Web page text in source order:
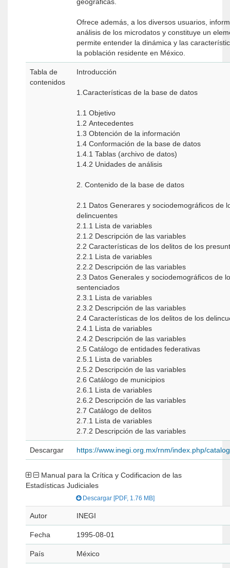
Ofrece además, a los diversos usuarios,
análisis de los microdatos y constituye un
permite entender la dinámica y las
la población residente en México.
Tabla de
contenidos
Introducción
1.Características de la base de datos
1.1 Objetivo
1.2 Antecedentes
1.3 Obtención de la información
1.4 Conformación de la base de datos
1.4.1 Tablas (archivo de datos)
1.4.2 Unidades de análisis
2. Contenido de la base de datos
2.1 Datos Generares y sociodemográficos de
delincuentes
2.1.1 Lista de variables
2.1.2 Descripción de las variables
2.2 Características de los delitos de los
2.2.1 Lista de variables
2.2.2 Descripción de las variables
2.3 Datos Generales y sociodemográficos de los delincuentes
sentenciados
2.3.1 Lista de variables
2.3.2 Descripción de las variables
2.4 Características de los delitos de los
2.4.1 Lista de variables
2.4.2 Descripción de las variables
2.5 Catálogo de entidades federativas
2.5.1 Lista de variables
2.5.2 Descripción de las variables
2.6 Catálogo de municipios
2.6.1 Lista de variables
2.6.2 Descripción de las variables
2.7 Catálogo de delitos
2.7.1 Lista de variables
2.7.2 Descripción de las variables
Descargar https://www.inegi.org.mx/rnm/index.php/
Estadísticas Judiciales
Descargar [PDF, 1.76 MB]
Autor INEGI
Fecha 1995-08-01
País México